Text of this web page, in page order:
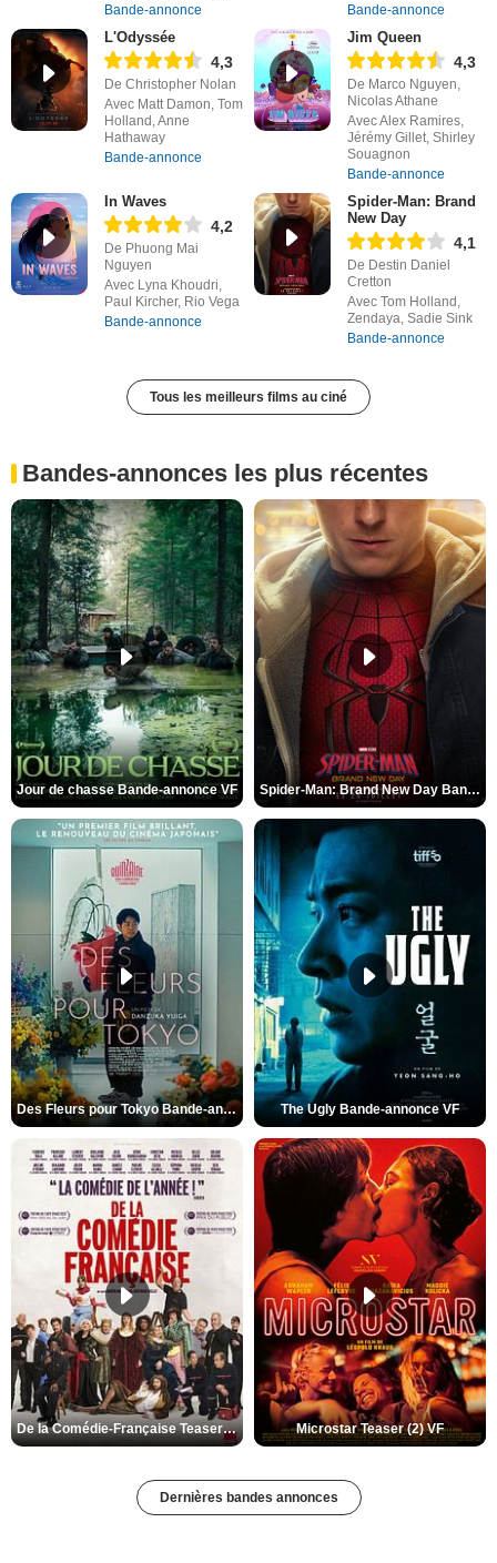
Bande-annonce
Bande-annonce
L'Odyssée
4,3
De Christopher Nolan
Avec Matt Damon, Tom
Holland, Anne
Hathaway
Bande-annonce
Jim Queen
4,3
De Marco Nguyen,
Nicolas Athane
Avec Alex Ramires,
Jérémy Gillet, Shirley
Souagnon
Bande-annonce
In Waves
4,2
De Phuong Mai
Nguyen
Avec Lyna Khoudri,
Paul Kircher, Rio Vega
Bande-annonce
Spider-Man: Brand
New Day
4,1
De Destin Daniel
Cretton
Avec Tom Holland,
Zendaya, Sadie Sink
Bande-annonce
Tous les meilleurs films au ciné
Bandes-annonces les plus récentes
Jour de chasse Bande-annonce VF Spider-Man: Brand New Day Bande-annonce (3) VO STFR
Des Fleurs pour Tokyo Bande-annonce VO STFR The Ugly Bande-annonce VF
De la Comédie-Française Teaser (3) VF Microstar Teaser (2) VF
Dernières bandes annonces